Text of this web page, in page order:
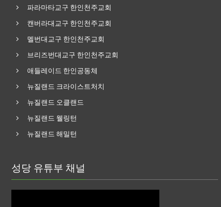
파라마타교구 한인천주교회
캔버라대교구 한인천주교회
멜번대교구 한인천주교회
브리즈번대교구 한인천주교회
애들레이드 한인공동체
뉴질랜드 크라이스트처치
뉴질랜드 오클랜드
뉴질랜드 웰링턴
뉴질랜드 해밀턴
성당 유튜부 채널